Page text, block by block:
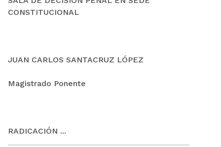
CONSTITUCIONAL
JUAN CARLOS SANTACRUZ LÓPEZ
Magistrado Ponente
RADICACIÓN ...